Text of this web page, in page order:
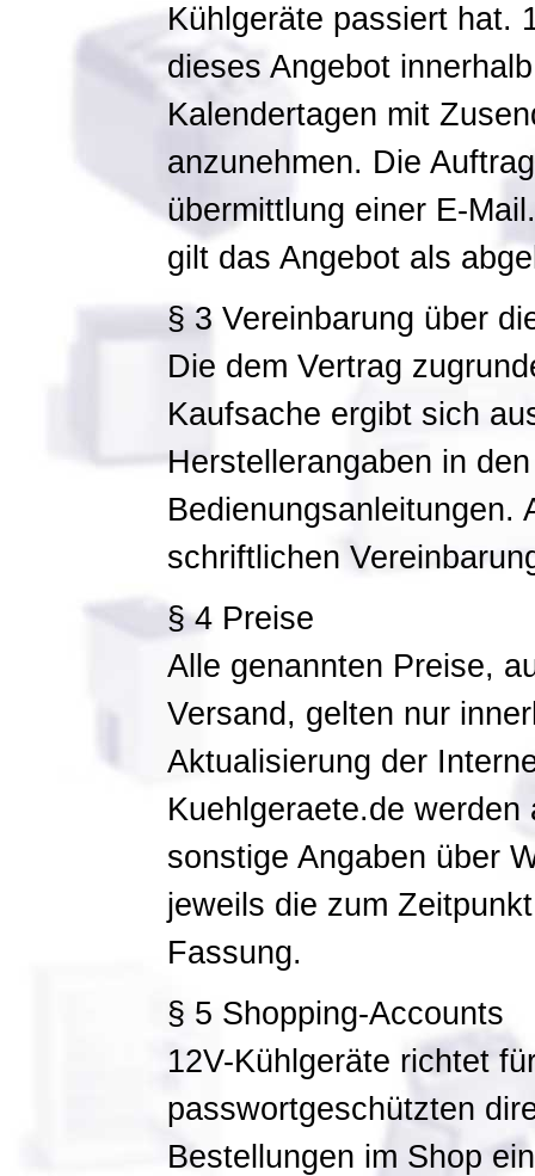
Kühlgeräte passiert hat.
dieses Angebot
Kalendertagen mit
anzunehmen. Die
übermittlung einer E-
gilt das Angebot als
§ 3 Vereinbarung über
Die dem Vertrag
Kaufsache ergibt sich
Herstellerangaben in
Bedienungsanleitungen.
schriftlichen
§ 4 Preise
Alle genannten Preise,
Versand, gelten nur
Aktualisierung der
Kuehlgeraete.de
sonstige Angaben über
jeweils die zum
Fassung.
§ 5 Shopping-Accounts
12V-Kühlgeräte richtet
passwortgeschützten
Bestellungen im Shop